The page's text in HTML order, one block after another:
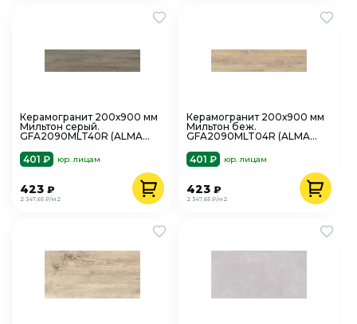
Керамогранит 200х900 мм
Мильтон серый.
GFA2090MLT40R (ALMA
401 ₽
юр. лицам
2 347,65 ₽/м2
423 ₽
Керамогранит 200х900 мм
Мильтон беж.
GFA2090MLT04R (ALMA
401 ₽
юр. лицам
2 347,65 ₽/м2
423₽